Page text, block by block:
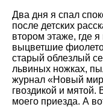
Два дня я спал
после детских
втором этаже, где
выцветшие
старый облезлый
львиных ножках,
журнал «Новый
гвоздикой и мятой.
моего приезда. А